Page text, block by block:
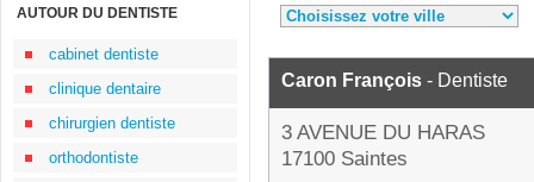
AUTOUR DU DENTISTE
cabinet dentiste
clinique dentaire
chirurgien dentiste
orthodontiste
Caron François - Dentiste
3 AVENUE DU HARAS
17100 Saintes